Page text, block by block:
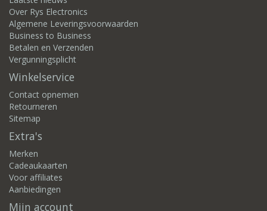
Over Rys Electronics
Algemene Leveringsvoorwaarden
Business to Business
Betalen en Verzenden
Vergunningsplicht
Winkelservice
Contact opnemen
Retourneren
Sitemap
Extra's
Merken
Cadeaukaarten
Voor affiliates
Aanbiedingen
Mijn account